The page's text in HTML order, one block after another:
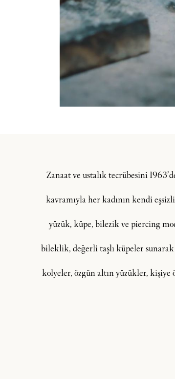
Zanaat ve ustalık tecrübesini
kavramıyla her kadının kendi
yüzük, küpe, bilezik ve piercing
bileklik, değerli taşlı küpeler
kolyeler, özgün altın yüzükler,